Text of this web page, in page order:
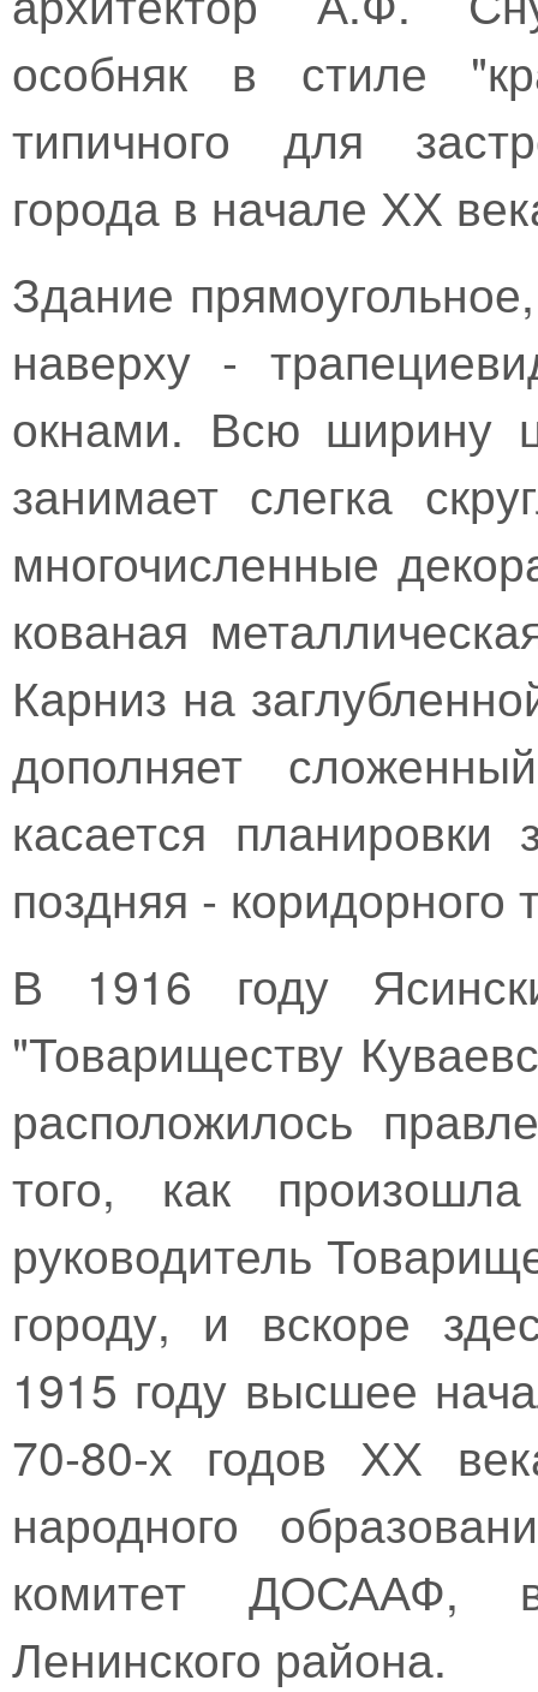
особняк в стиле
типичного для
города в начале ХХ
Здание
наверху -
окнами. Всю ширину
занимает слегка
многочисленные
кованая
Карниз на
дополняет
касается планировки
поздняя - коридорного
В 1916 году
"Товариществу
расположилось
того, как
руководитель
городу, и вскоре
1915 году высшее
70-80-х годов ХХ
народного
комитет ДОСААФ,
Ленинского района.